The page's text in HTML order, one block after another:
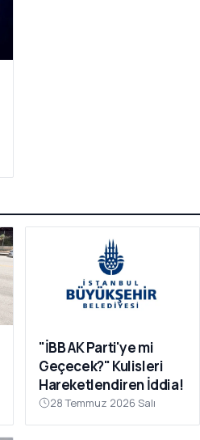
"İBB AK Parti'ye mi
Geçecek?" Kulisleri
Hareketlendiren İddia!
28 Temmuz 2026 Salı